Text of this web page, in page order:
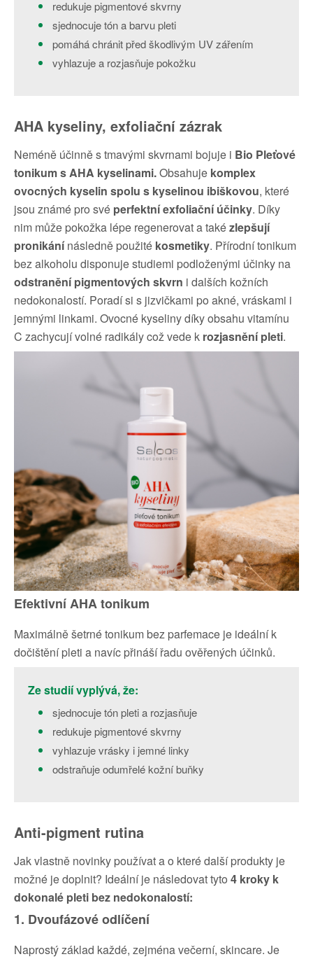
redukuje pigmentové skvrny
sjednocuje tón a barvu pleti
pomáhá chránit před škodlivým UV zářením
vyhlazuje a rozjasňuje pokožku
AHA kyseliny, exfoliační zázrak
Neméně účinně s tmavými skvrnami bojuje i Bio Pleťové
tonikum s AHA kyselinami.Obsahuje komplex
ovocných kyselin spolu s kyselinou ibiškovou, které
jsou známé pro své perfektní exfoliační účinky. Díky
nim může pokožka lépe regenerovat a takézlepšují
pronikánínásledně použité kosmetiky. Přírodní tonikum
bez alkoholu disponuje studiemi podloženými účinky na
odstranění pigmentových skvrn i dalších kožních
nedokonalostí. Poradí si s jizvičkami po akné, vráskami i
jemnými linkami. Ovocné kyseliny díky obsahu vitamínu
C zachycují volné radikály což vede k rozjasnění pleti.
Efektivní AHA tonikum
Maximálně šetrné tonikum bez parfemace je ideální k
dočištění pleti a navíc přináší řadu ověřených účinků.
Ze studií vyplývá, že:
sjednocuje tón pleti a rozjasňuje
redukuje pigmentové skvrny
vyhlazuje vrásky i jemné linky
odstraňuje odumřelé kožní buňky
Anti-pigment rutina
Jak vlastně novinky používat a o které další produkty je
možné je doplnit? Ideální je následovat tyto 4 kroky k
dokonalé pleti bez nedokonalostí:
1. Dvoufázové odlíčení
Naprostý základ každé, zejména večerní, skincare. Je